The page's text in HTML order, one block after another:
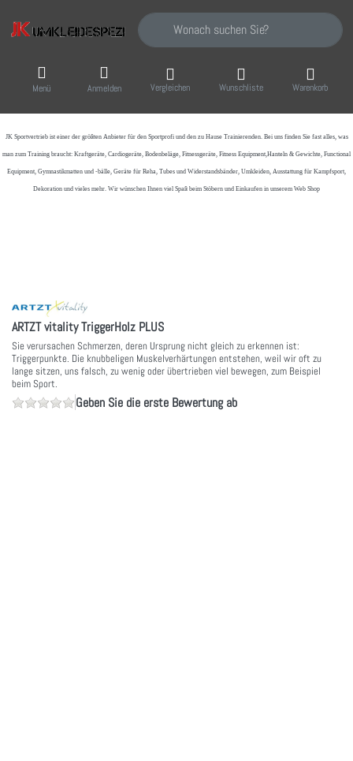
Geben Sie einen Suchbegriff ein. Während
Menü Anmelden Vergleichen Wunschliste Warenkorb
JK Sportvertrieb ist einer der größten Anbieter für den Sportprofi und den zu Hause Trainierenden. Bei uns finden Sie fast alles, was
man zum Training braucht: Kraftgeräte, Cardiogeräte, Bodenbeläge, Fitnessgeräte, Fitness Equipment,Hanteln & Gewichte, Functional
Equipment, Gymnastikmatten und -bälle, Geräte für Reha, Tubes und Widerstandsbänder, Umkleiden, Ausstattung für Kampfsport,
Dekoration und vieles mehr. Wir wünschen Ihnen viel Spaß beim Stöbern und Einkaufen in unserem Web Shop
ARTZT vitality TriggerHolz PLUS
Sie verursachen Schmerzen, deren Ursprung nicht gleich zu erkennen ist:
Triggerpunkte. Die knubbeligen Muskelverhärtungen entstehen, weil wir oft zu
lange sitzen, uns falsch, zu wenig oder übertrieben viel bewegen, zum Beispiel
beim Sport.
Geben Sie die erste Bewertung ab